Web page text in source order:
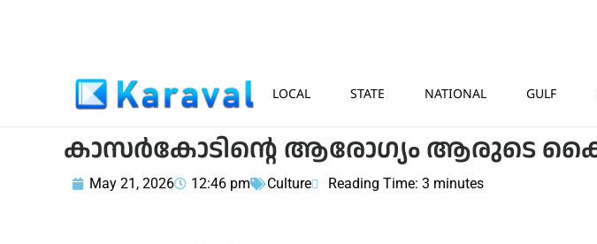
LOCAL STATE NATIONAL GULF
കാസർകോടിന്റെ ആരോഗ്യം ആരുടെ
May 21, 2026 12:46 pm Culture Reading Time: 3 minutes